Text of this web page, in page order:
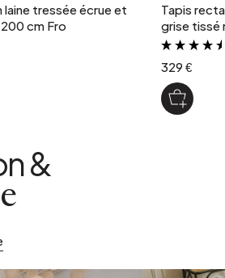
laine tressée écrue et
cm Fro
Tapis
grise tissé
329 €
&